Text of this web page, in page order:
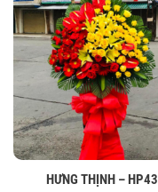
HƯNG THỊNH – HP43